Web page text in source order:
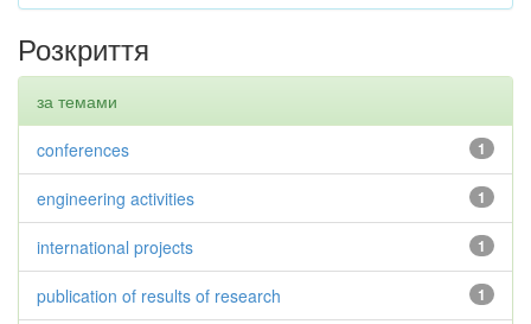
Розкриття
за темами
1
conferences
1
engineering activities
1
international projects
1
publication of results of research